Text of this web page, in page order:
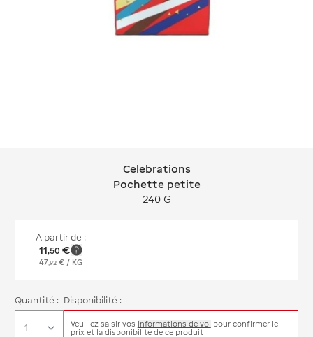
Celebrations Pochette petite
Celebrations
Pochette petite
240 G
A partir de :
11,50 €
47,92 € / KG
Quantité : Disponibilité :
Veuillez saisir vos informations de vol pour confirmer le
prix et la disponibilité de ce produit